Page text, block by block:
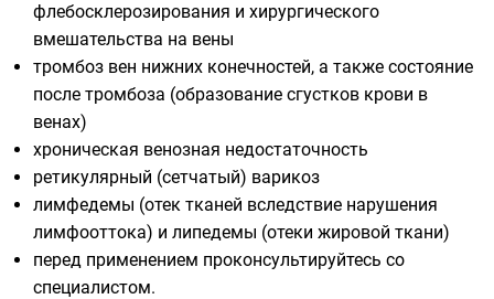
флебосклерозирования и хирургического
вмешательства на вены
тромбоз вен нижних конечностей, а также состояние
после тромбоза (образование сгустков крови в
венах)
хроническая венозная недостаточность
ретикулярный (сетчатый) варикоз
лимфедемы (отек тканей вследствие нарушения
лимфооттока) и липедемы (отеки жировой ткани)
перед применением проконсультируйтесь со
специалистом.